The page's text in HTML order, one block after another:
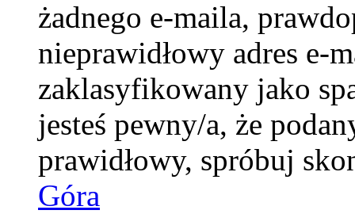
żadnego e-maila,
nieprawidłowy adres e-
zaklasyfikowany jako
jesteś pewny/a, że
prawidłowy, spróbuj
Góra